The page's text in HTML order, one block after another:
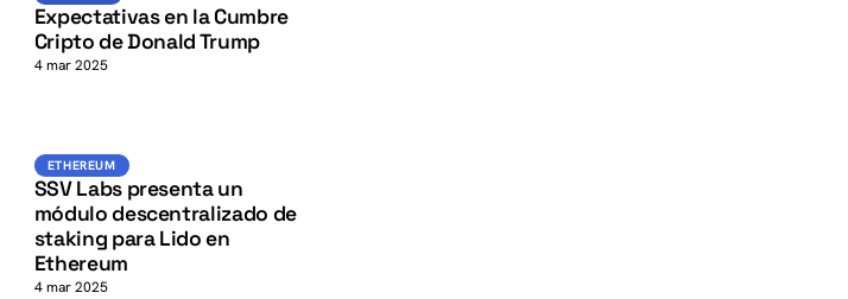
Expectativas en la Cumbre
Cripto de Donald Trump
4 mar 2025
ETHEREUM K
ETHEREUM
SSV Labs presenta un
módulo descentralizado de
staking para Lido en
Ethereum
4 mar 2025